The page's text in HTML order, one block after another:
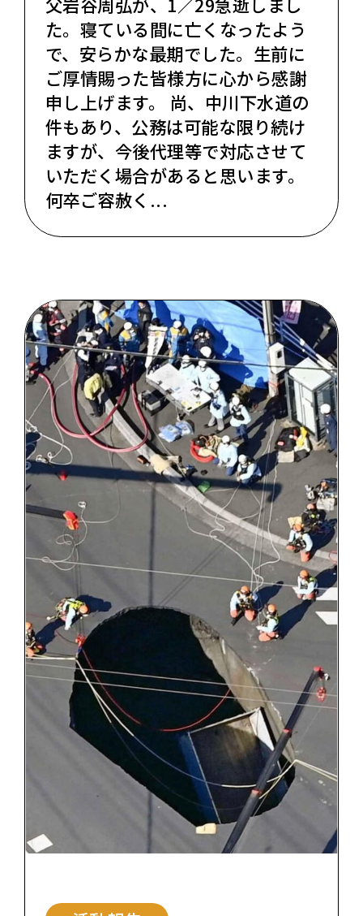
た。寝ている間に亡くなったよう
で、安らかな最期でした。生前に
ご厚情賜った皆様方に心から感謝
申し上げます。 尚、中川下水道の
件もあり、公務は可能な限り続け
ますが、今後代理等で対応させて
いただく場合があると思います。
何卒ご容赦く...